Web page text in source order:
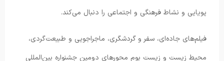
پویایی و نشاط فرهنگی و اجتماعی را دنبال می‌کند.
فیلم‌های جاده‌ای، سفر و گردشگری، ماجراجویی و طبیعت‌گردی،
محیط زیست و زیست بوم محورهای دومین جشنواره بین‌المللی